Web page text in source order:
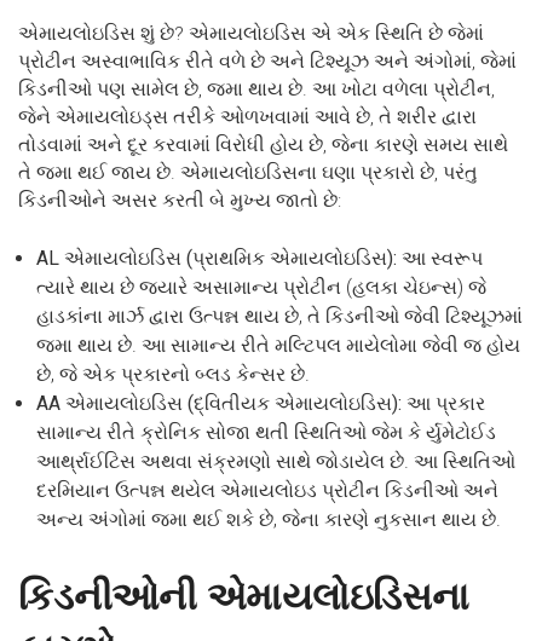
એમાયલોઇડિસ શું છે? એમાયલોઇડિસ એ એક સ્થિતિ છે જેમાં
પ્રોટીન અસ્વાભાવિક રીતે વળે છે અને ટિશ્યૂઝ અને અંગોમાં, જેમાં
કિડનીઓ પણ સામેલ છે, જમા થાય છે. આ ખોટા વળેલા પ્રોટીન,
જેને એમાયલોઇડ્સ તરીકે ઓળખવામાં આવે છે, તે શરીર દ્વારા
તોડવામાં અને દૂર કરવામાં વિરોધી હોય છે, જેના કારણે સમય સાથે
તે જમા થઈ જાય છે. એમાયલોઇડિસના ઘણા પ્રકારો છે, પરંતુ
કિડનીઓને અસર કરતી બે મુખ્ય જાતો છે:
AL એમાયલોઇડિસ (પ્રાથમિક એમાયલોઇડિસ): આ સ્વરૂપ
ત્યારે થાય છે જ્યારે અસામાન્ય પ્રોટીન (હલકા ચેઇન્સ) જે
હાડકાંના માર્ઝ દ્વારા ઉત્પન્ન થાય છે, તે કિડનીઓ જેવી ટિશ્યૂઝમાં
જમા થાય છે. આ સામાન્ય રીતે મલ્ટિપલ માયેલોમા જેવી જ હોય
છે, જે એક પ્રકારનો બ્લડ કેન્સર છે.
AA એમાયલોઇડિસ (દ્વિતીયક એમાયલોઇડિસ): આ પ્રકાર
સામાન્ય રીતે ક્રોનિક સોજા થતી સ્થિતિઓ જેમ કે ર્યુમેટોઈડ
આર્થ્રાઈટિસ અથવા સંક્રમણો સાથે જોડાયેલ છે. આ સ્થિતિઓ
દરમિયાન ઉત્પન્ન થયેલ એમાયલોઇડ પ્રોટીન કિડનીઓ અને
અન્ય અંગોમાં જમા થઈ શકે છે, જેના કારણે નુકસાન થાય છે.
કિડનીઓની એમાયલોઇડિસના